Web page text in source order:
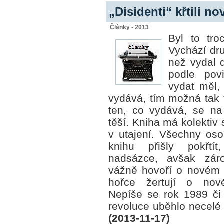
„Disidenti“ křtili
Články - 2013
Byl to
Vychází
než vydal
podle
vydat
vydává, tím možná tak
ten, co vydává, se
těší. Kniha má kolektiv
v utajení. Všechny
knihu přišly
nadsázce, avšak
vážně hovoří o novém
hořce žertují o
Nepíše se rok 1989 či
revoluce uběhlo
(2013-11-17)